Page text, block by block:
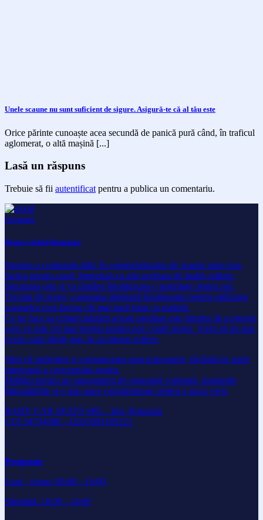
Unele scaune nu sunt suficient de sigure. Asigură-te că al tău este
Orice părinte cunoaște acea secundă de panică pură când, în traficul
aglomerat, o altă mașină [...]
Lasă un răspuns
Trebuie să fii autentificat pentru a publica un comentariu.
Despre Axkid Romania
Suntem o companie-lider în comercializarea de scaune auto rear-
facing pentru copii, împreună cu alte produse de înaltă calitate.
Siguranța este și va rămâne întotdeauna o prioritate pentru noi.
Tocmai de aceea, compania pledează întotdeauna pentru utilizarea
scaunelor rear-facing cât mai mult timp cu putință.
Ce ne face sa comercializăm aceste produse este dorința de a proteja
ceea ce este cel mai prețios pentru noi: copiii noștri. Vrem să nu mai
avem copii răniți grav în accidente rutiere.
Știm că instruirea și comunicarea sunt importante, făcându-le parte
integrantă a conceptului nostru.
Milităm pentru un angajament de siguranță continuă, standarde
îmbunătățite și o mai mare conștientizare pentru a salva vieți.
BABY CAR SEATS SRL - Iasi, Romania
CUI 34734389 - J2015001185221
Program:
Luni - vineri: 09:00 - 16:00
Sâmbătă: 10:00 - 14:00